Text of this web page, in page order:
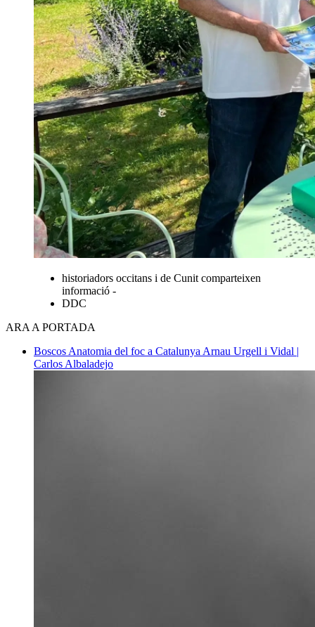
historiadors occitans i de Cunit comparteixen
informació -
DDC
ARA A PORTADA
Boscos Anatomia del foc a Catalunya Arnau Urgell i Vidal |
Carlos Albaladejo